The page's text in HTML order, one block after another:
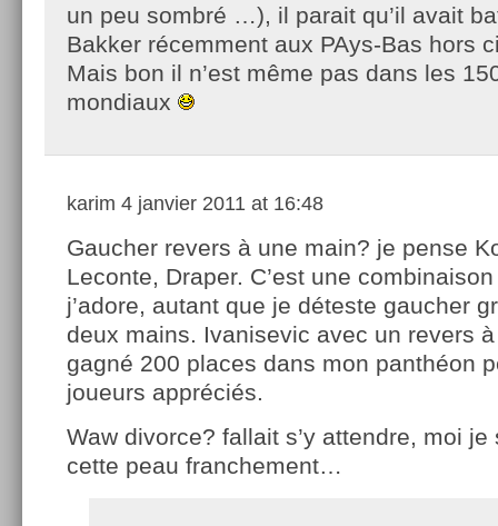
un peu sombré …), il parait qu’il avait
Bakker récemment aux PAys-Bas hors
Mais bon il n’est même pas dans les
mondiaux
karim 4 janvier 2011 at 16:48
Gaucher revers à une main? je pense
Leconte, Draper. C’est une
j’adore, autant que je déteste gaucher
deux mains. Ivanisevic avec un revers
gagné 200 places dans mon panthéon
joueurs appréciés.
Waw divorce? fallait s’y attendre, moi
cette peau franchement…